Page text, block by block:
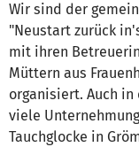
Wir sind der
"Neustart zurück
mit ihren
Müttern aus
organisiert. Auch
viele
Tauchglocke in